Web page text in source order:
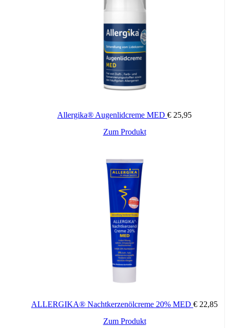
Kinder, Jugendliche und Erwachsene
Einzeldosis: eine ausreichende Menge
Gesamtdosis: 1-3 mal täglich
Zeitpunkt: bei Auftreten von Beschwerden
Zugelassenes Arzneimittel: Zu Risiken und Nebenwirkungen lesen
Sie die Packungsbeilage und fragen Sie Ihren Arzt oder Apotheker.
Zusätzliche Informationen
Allergika® Augenlidcreme MED € 25,95
Zum Produkt
ALLERGIKA® Nachtkerzenölcreme 20% MED € 22,85
Zum Produkt